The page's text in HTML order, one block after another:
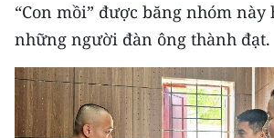
CÁC CHUYÊN TRANG
VỀ BÁO NHÂN DÂN
THỜI NAY
“Con mồi” được băng nhóm
những người đàn ông thành đạt.